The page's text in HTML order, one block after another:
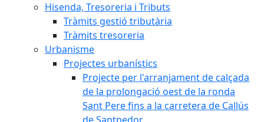
Hisenda, Tresoreria i Tributs
Tràmits gestió tributària
Tràmits tresoreria
Urbanisme
Projectes urbanístics
Projecte per l'arranjament de calçada
de la prolongació oest de la ronda
Sant Pere fins a la carretera de Callús